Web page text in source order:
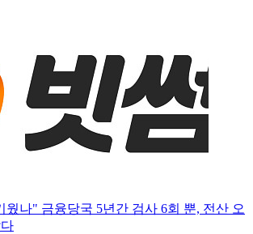
웠나" 금융당국 5년간 검사 6회 뿐, 전산 오